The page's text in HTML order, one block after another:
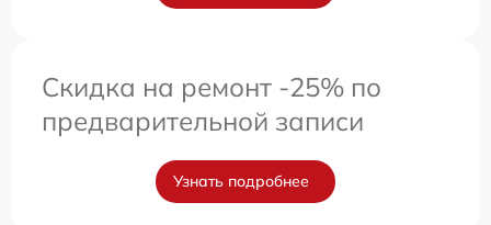
Скидка на ремонт -25% по
предварительной записи
Узнать подробнее